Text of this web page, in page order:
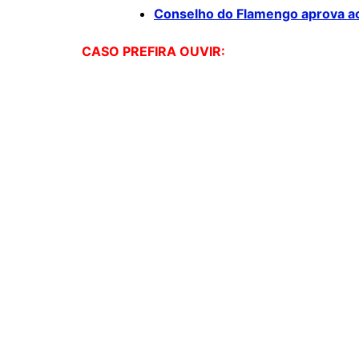
Conselho do Flamengo aprova
CASO PREFIRA OUVIR: